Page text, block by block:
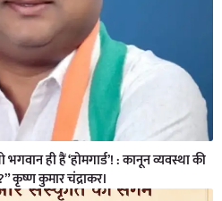
ही हैं ‘होमगार्ड’! : कानून व्यवस्था की
कृष्ण कुमार चंद्राकर।